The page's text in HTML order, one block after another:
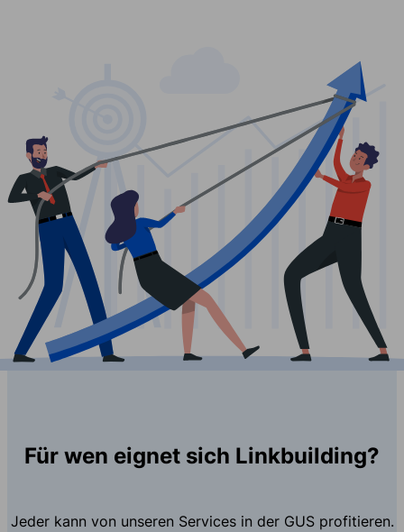
Für wen eignet sich Linkbuilding?
Jeder kann von unseren Services in der GUS profitieren.